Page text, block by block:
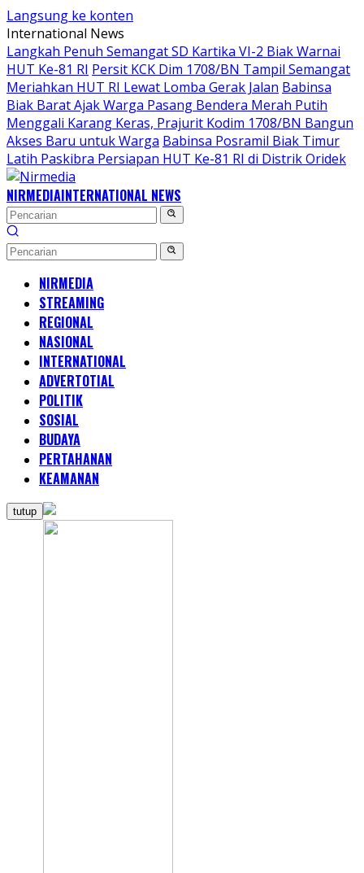
Langsung ke konten
International News
Langkah Penuh Semangat SD Kartika VI-2 Biak Warnai
HUT Ke-81 RI Persit KCK Dim 1708/BN Tampil Semangat
Meriahkan HUT RI Lewat Lomba Gerak Jalan Babinsa
Biak Barat Ajak Warga Pasang Bendera Merah Putih
Menggali Karang Keras, Prajurit Kodim 1708/BN Bangun
Akses Baru untuk Warga Babinsa Posramil Biak Timur
Latih Paskibra Persiapan HUT Ke-81 RI di Distrik Oridek
NIRMEDIAINTERNATIONAL NEWS
NIRMEDIA
STREAMING
REGIONAL
NASIONAL
INTERNATIONAL
ADVERTOTIAL
POLITIK
SOSIAL
BUDAYA
PERTAHANAN
KEAMANAN
tutup